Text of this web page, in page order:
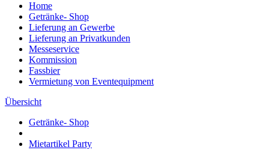
Home
Getränke- Shop
Lieferung an Gewerbe
Lieferung an Privatkunden
Messeservice
Kommission
Fassbier
Vermietung von Eventequipment
Übersicht
Getränke- Shop
Mietartikel Party